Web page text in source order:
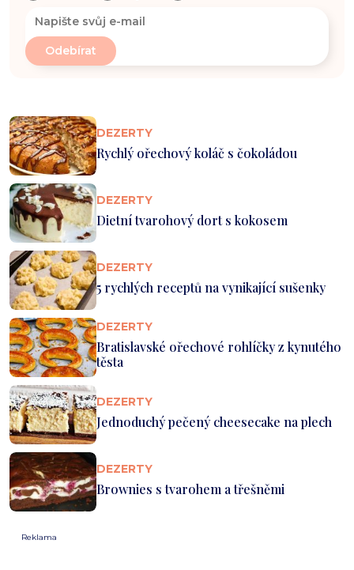
DEZERTY
Rychlý ořechový koláč s čokoládou
DEZERTY
Dietní tvarohový dort s kokosem
DEZERTY
5 rychlých receptů na vynikající sušenky
DEZERTY
Bratislavské ořechové rohlíčky z kynutého
těsta
DEZERTY
Jednoduchý pečený cheesecake na plech
DEZERTY
Brownies s tvarohem a třešněmi
Reklama